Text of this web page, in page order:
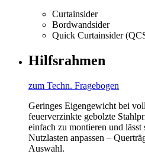
Curtainsider
Bordwandsider
Quick Curtainsider
Hilfsrahmen
zum Techn. Fragebogen
Geringes Eigengewicht bei
feuerverzinkte gebolzte
einfach zu montieren und
Nutzlasten anpassen –
Auswahl.